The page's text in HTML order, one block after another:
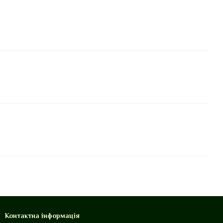
Контактна інформація